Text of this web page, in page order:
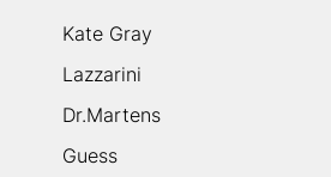
Kate Gray
Lazzarini
Dr.Martens
Guess